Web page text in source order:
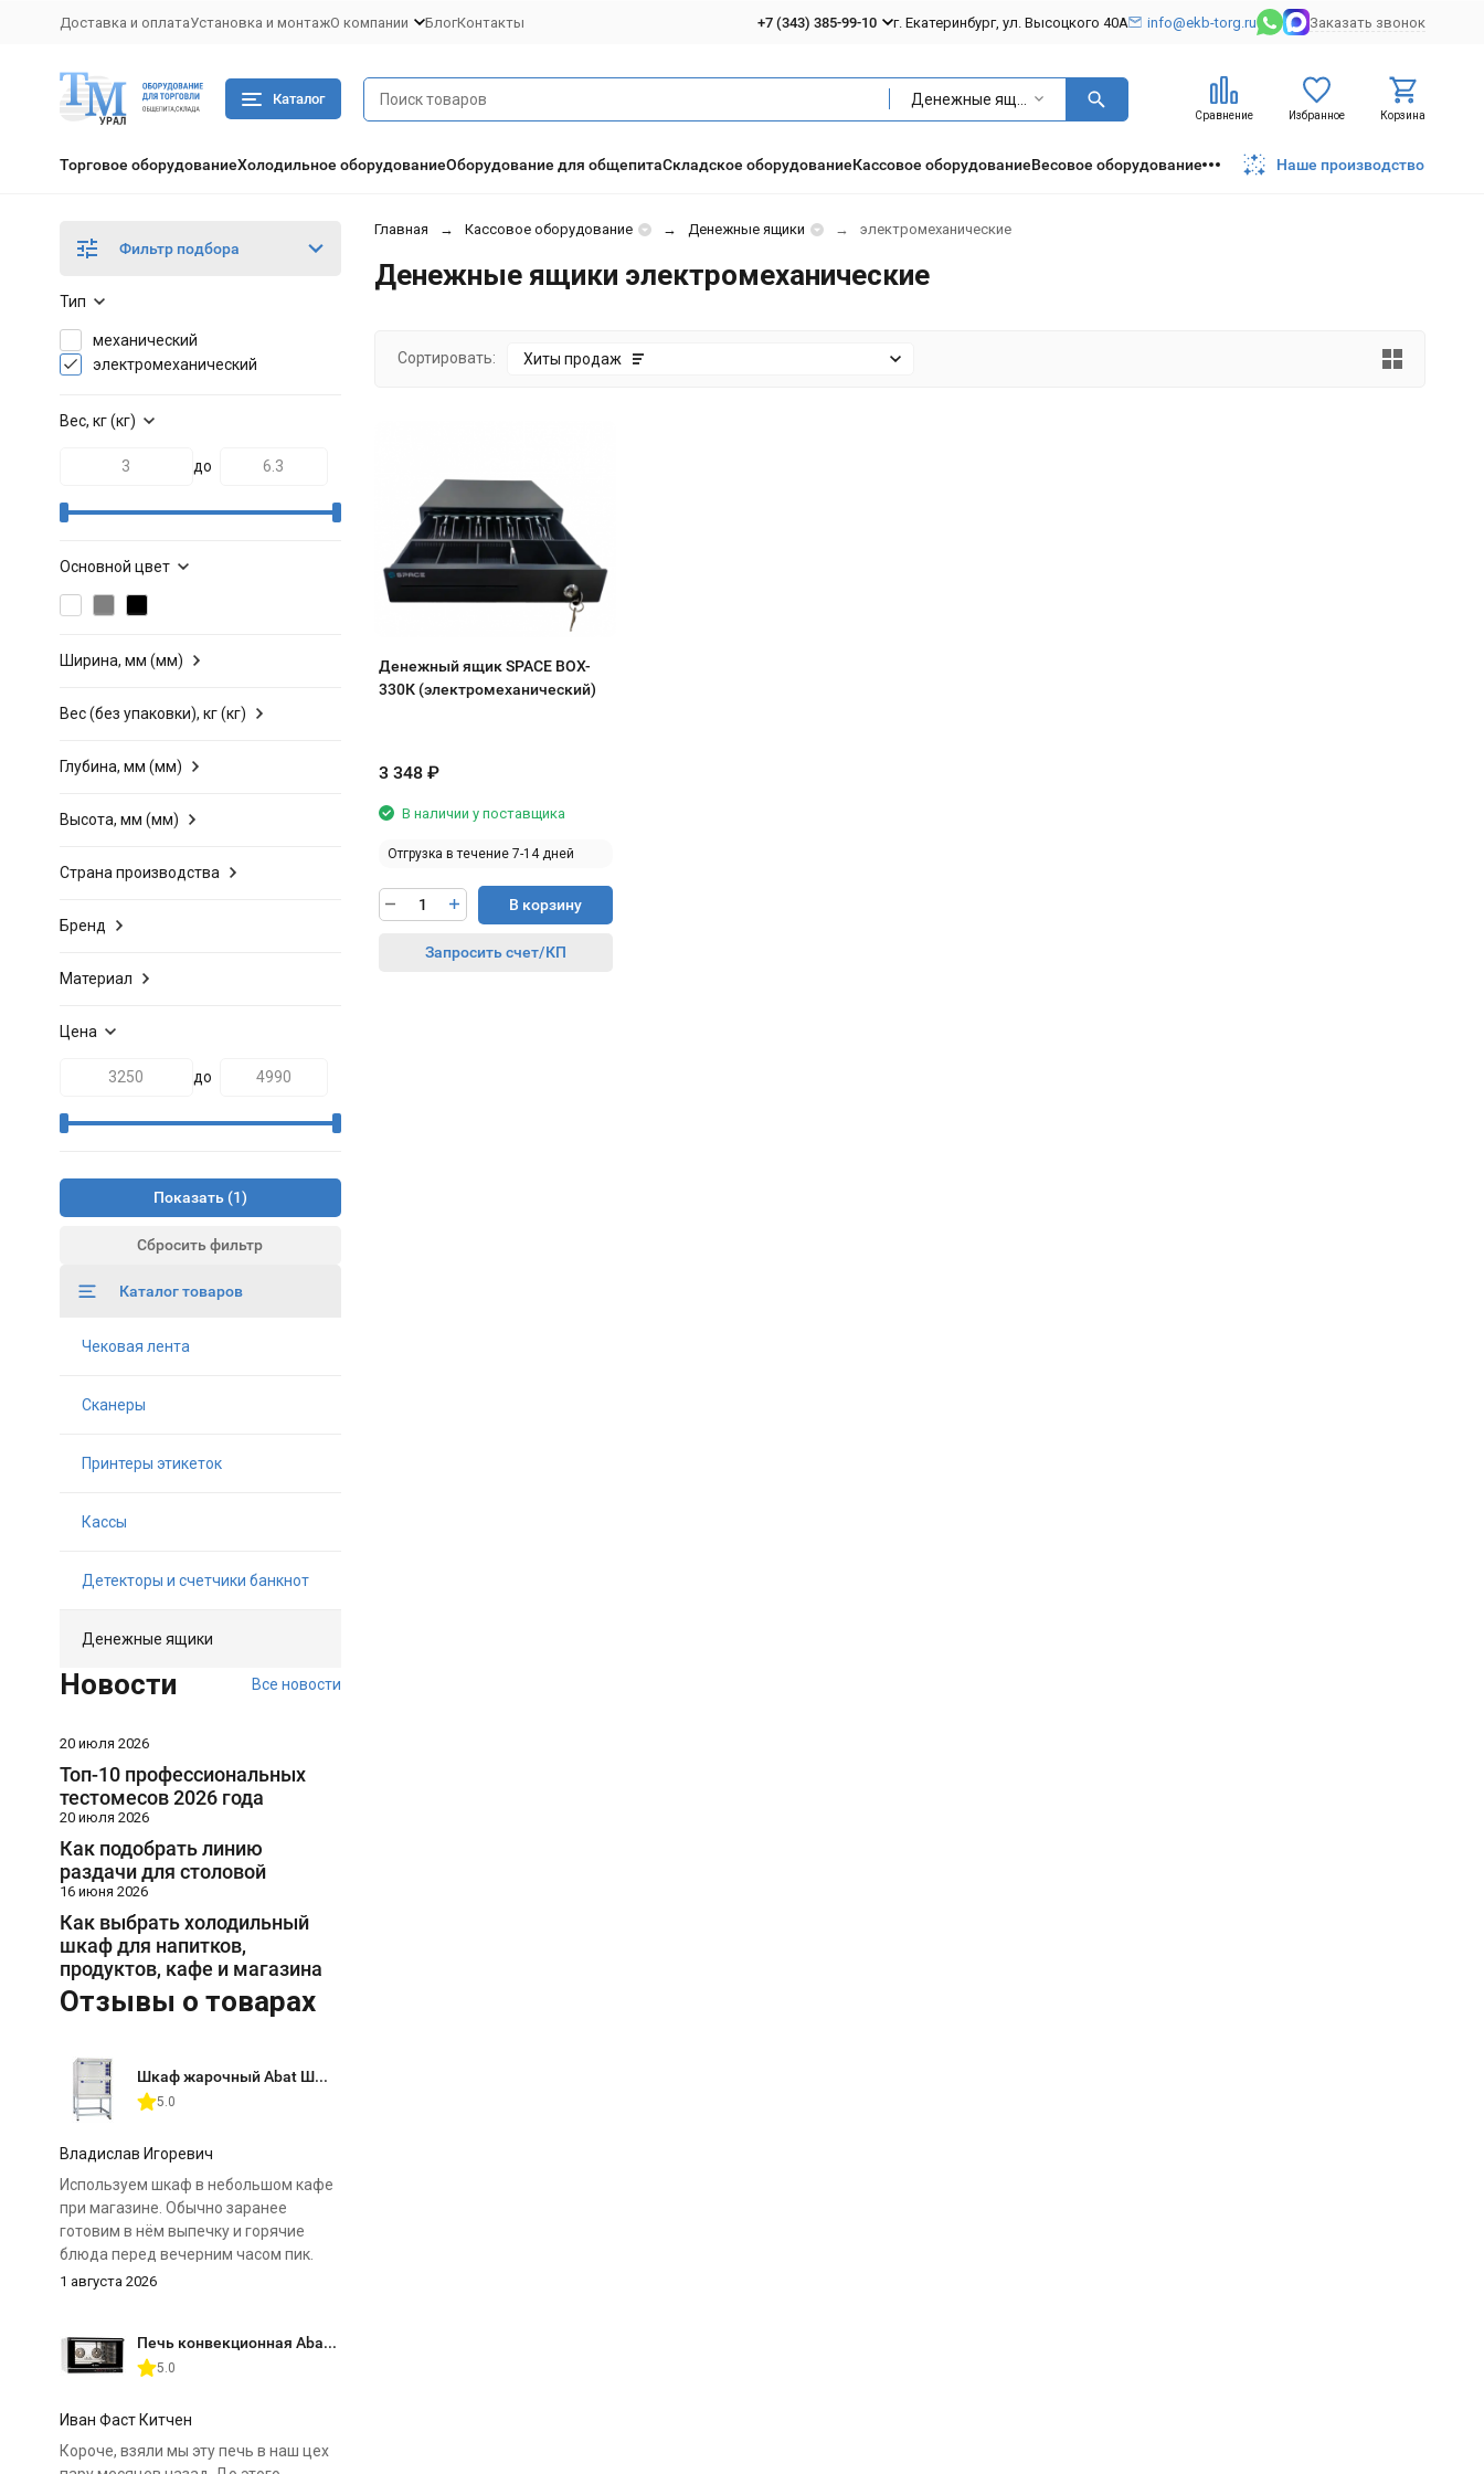
Доставка и оплатаУстановка и монтажО компании БлогКонтакты +7 (343) 385-99-10 г. Екатеринбург, ул. Высоцкого 40А info@ekb-torg.ru Заказать звонок
Каталог
Сравнение Избранное Корзина
Торговое оборудованиеХолодильное оборудованиеОборудование для общепитаСкладское оборудованиеКассовое оборудованиеВесовое оборудование Наше производство
Главная Кассовое оборудование Денежные ящики электромеханические
Денежные ящики электромеханические
Сортировать: Хиты продаж
Денежный ящик SPACE BOX-
330К (электромеханический)
3 348 ₽
В наличии у поставщика
Отгрузка в течение 7-14 дней
В корзину
Запросить счет/КП
Фильтр подбора
Тип
механический
электромеханический
Вес, кг (кг)
до
Основной цвет
Ширина, мм (мм)
Вес (без упаковки), кг (кг)
Глубина, мм (мм)
Высота, мм (мм)
Страна производства
Бренд
Материал
Цена
до
Показать
Сбросить фильтр
Каталог товаров
Чековая лента
Сканеры
Принтеры этикеток
Кассы
Детекторы и счетчики банкнот
Денежные ящики
Новости Все новости
20 июля 2026
Топ-10 профессиональных
тестомесов 2026 года
20 июля 2026
Как подобрать линию
раздачи для столовой
16 июня 2026
Как выбрать холодильный
шкаф для напитков,
продуктов, кафе и магазина
Отзывы о товарах
Шкаф жарочный Abat ШЖЭ-2 (двухсекционный)
5.0
Владислав Игоревич
Используем шкаф в небольшом кафе
при магазине. Обычно заранее
готовим в нём выпечку и горячие
блюда перед вечерним часом пик.
одновременно поставить разные
продукты и выставить для них свои
отдельно сверху и снизу, поэтому к
приспособились.
1 августа 2026
Печь конвекционная Abat КЭП-4П
5.0
Иван Фаст Китчен
Короче, взяли мы эту печь в наш цех